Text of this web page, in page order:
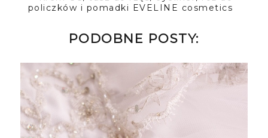
policzków i pomadki EVELINE cosmetics
PODOBNE POSTY: